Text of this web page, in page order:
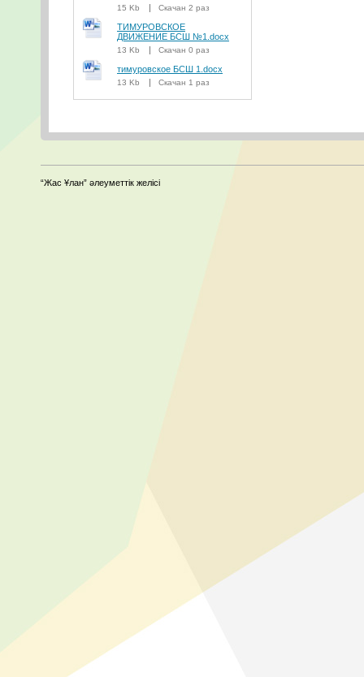
15 Kb Скачан 2 раз
ТИМУРОВСКОЕ
ДВИЖЕНИЕ БСШ №1.docx
13 Kb Скачан 0 раз
тимуровское БСШ 1.docx
13 Kb Скачан 1 раз
“Жас Ұлан” әлеуметтік желісі